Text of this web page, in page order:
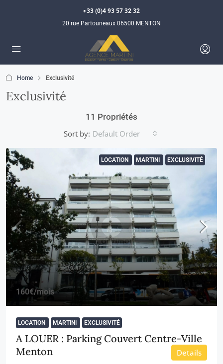
+33 (0)4 93 57 32 32
20 rue Partouneaux 06500 MENTON
Home Exclusivité
Exclusivité
11 Propriétés
Sort by: Default Order
LOCATION MARTINI EXCLUSIVITÉ
160€/mois
LOCATION MARTINI EXCLUSIVITÉ
A LOUER : Parking Couvert Centre-Ville
Menton
Details